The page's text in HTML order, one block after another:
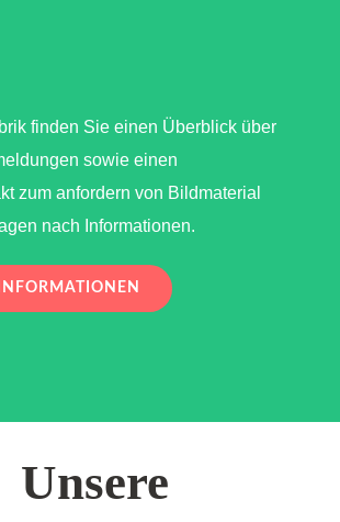
finden Sie einen Überblick über
sowie einen
zum anfordern von Bildmaterial
nach Informationen.
Unsere